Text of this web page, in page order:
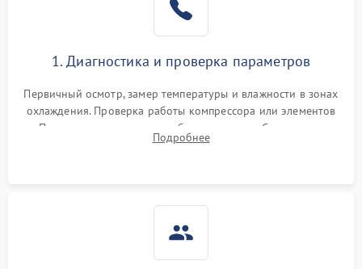
1. Диагностика и проверка параметров
Первичный осмотр, замер температуры и влажности в зонах
охлаждения. Проверка работы компрессора или элементов
Пельтье, оценка уровня вибрации и шума. Считывание
ошибок с модуля управления.
Подробнее